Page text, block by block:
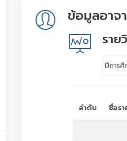
ข้อมูลอาจ
ราย
ลำดับ ชื่อรา